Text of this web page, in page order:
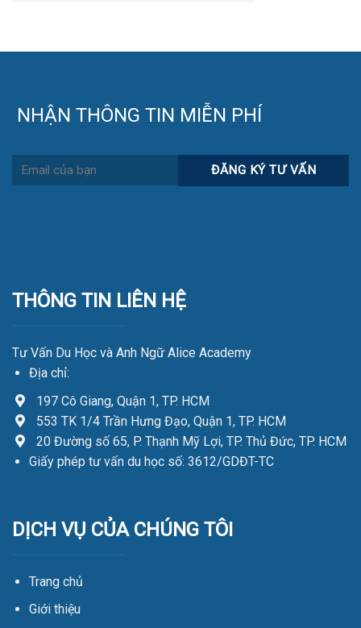
NHẬN THÔNG TIN MIỄN PHÍ
THÔNG TIN LIÊN HỆ
Tư Vấn Du Học và Anh Ngữ Alice Academy
Địa chỉ:
197 Cô Giang, Quận 1, TP. HCM
553 TK 1/4 Trần Hưng Đạo, Quận 1, TP. HCM
20 Đường số 65, P. Thạnh Mỹ Lợi, TP. Thủ Đức, TP. HCM
Giấy phép tư vấn du học số: 3612/GDĐT-TC
DỊCH VỤ CỦA CHÚNG TÔI
Trang chủ
Giới thiệu